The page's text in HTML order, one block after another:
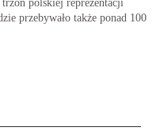
trzon polskiej reprezentacji
przebywało także ponad 100